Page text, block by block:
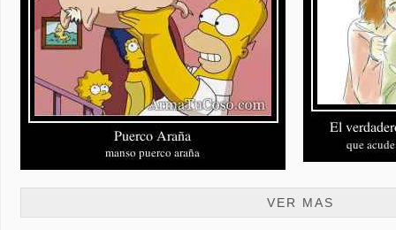
VER MAS